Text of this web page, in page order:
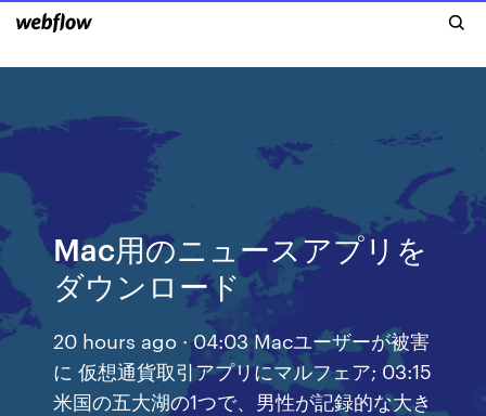
Mac用のニュースアプリを
ダウンロード
20 hours ago · 04:03 Macユーザーが被害
に 仮想通貨取引アプリにマルフェア; 03:15
米国の五大湖の1つで、男性が記録的な大き